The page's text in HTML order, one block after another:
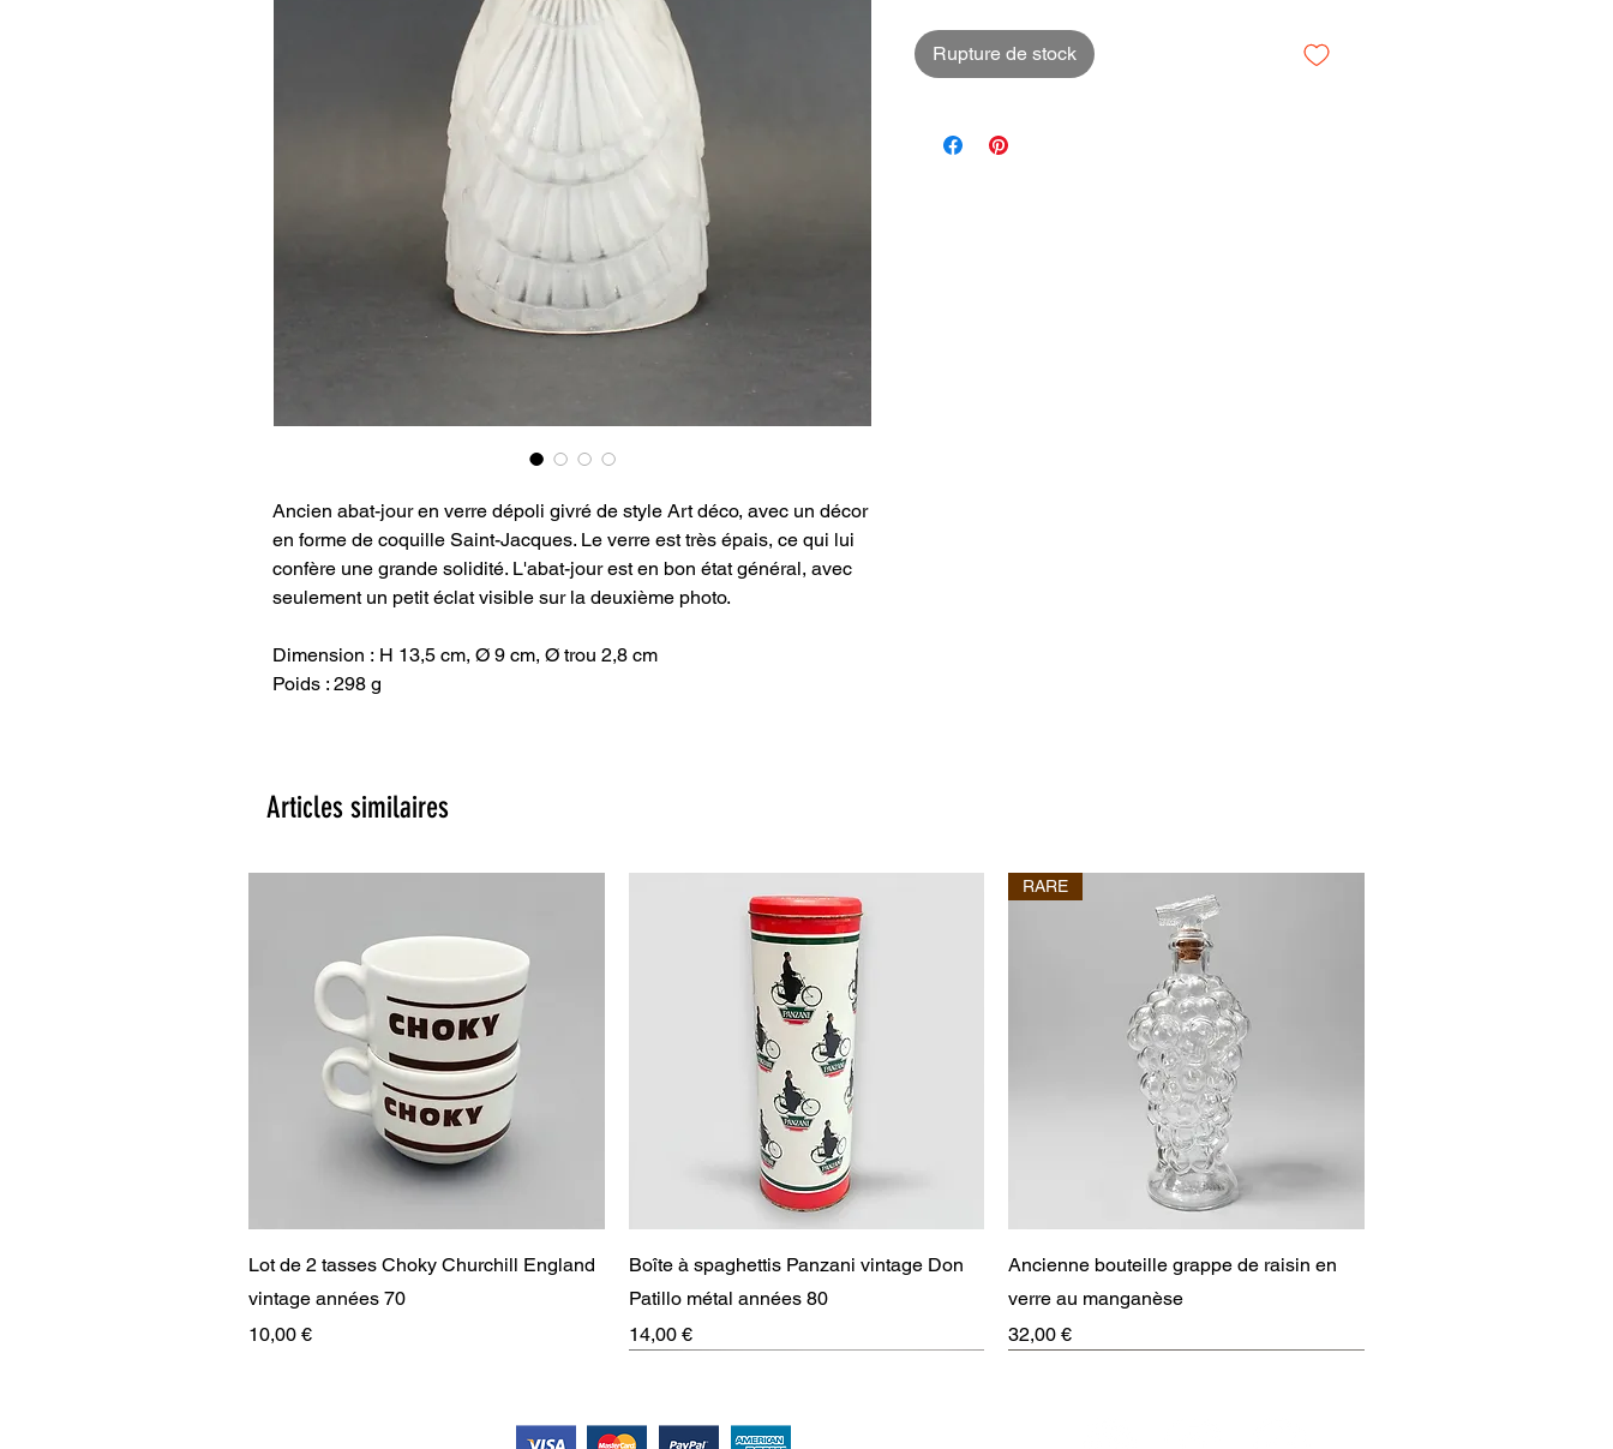
Ancien abat-jour en verre dépoli givré de style Art déco, avec un décor
en forme de coquille Saint-Jacques. Le verre est très épais, ce qui lui
confère une grande solidité. L'abat-jour est en bon état général, avec
seulement un petit éclat visible sur la deuxième photo.
Dimension : H 13,5 cm, Ø 9 cm, Ø trou 2,8 cm
Poids : 298 g
Rupture de stock
Articles similaires
Aperçu rapide
Lot de 2 tasses Choky Churchill England
vintage années 70
Prix
10,00 €
Aperçu rapide
Boîte à spaghettis Panzani vintage Don
Patillo métal années 80
Prix
14,00 €
Aperçu rapide
RARE
Ancienne bouteille grappe de raisin en
verre au manganèse
Prix
32,00 €